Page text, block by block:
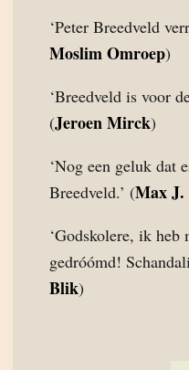
‘Peter Breedveld
Moslim Omroep)
‘Breedveld is voor
(Jeroen Mirck)
‘Nog een geluk dat
Breedveld.’ (Max J.
‘Godskolere, ik heb
gedróómd!
Blik)